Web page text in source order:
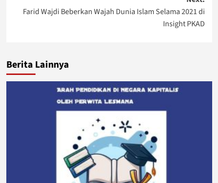
Farid Wajdi Beberkan Wajah Dunia Islam Selama 2021 di
Insight PKAD
Berita Lainnya